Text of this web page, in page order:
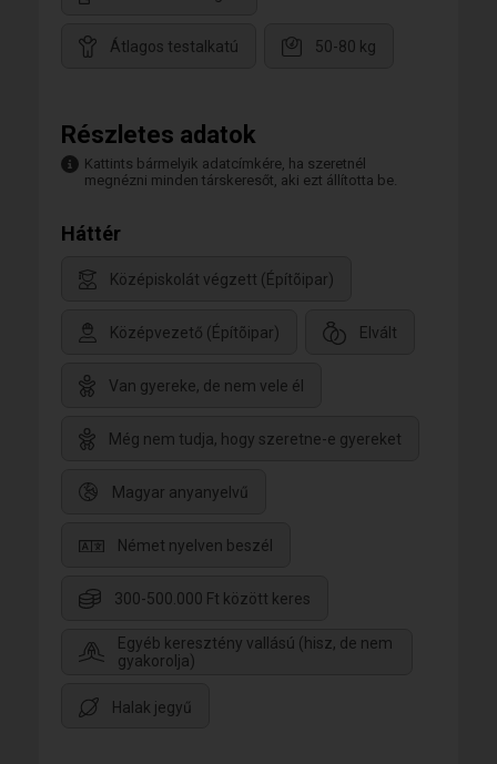
Átlagos testalkatú 50-80 kg
Részletes adatok
Kattints bármelyik adatcímkére, ha szeretnél
megnézni minden társkeresőt, aki ezt állította be.
Háttér
Középiskolát végzett (Építõipar)
Középvezető (Építõipar) Elvált
Van gyereke, de nem vele él
Még nem tudja, hogy szeretne-e gyereket
Magyar anyanyelvű
Német nyelven beszél
300-500.000 Ft között keres
Egyéb keresztény vallású (hisz, de nem
gyakorolja)
Halak jegyű